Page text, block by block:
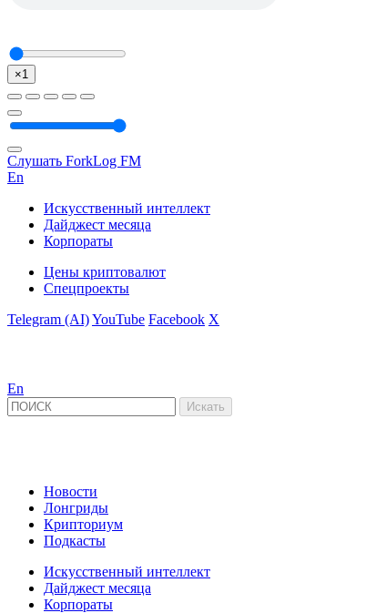
×1
Слушать ForkLog FM
En
Искусственный интеллект
Дайджест месяца
Корпораты
Цены криптовалют
Спецпроекты
Telegram (AI)YouTube Facebook X
En
Новости
Лонгриды
Крипториум
Подкасты
Искусственный интеллект
Дайджест месяца
Корпораты